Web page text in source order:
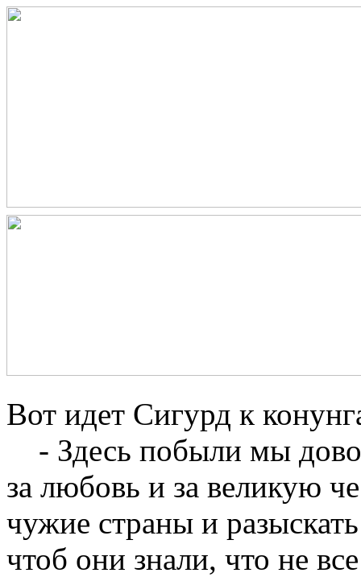
Вот идет Сигурд к
- Здесь побыли мы
за любовь и за великую
чужие страны и
чтоб они знали, что не